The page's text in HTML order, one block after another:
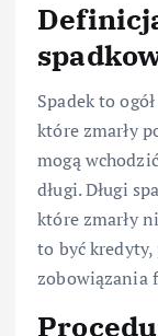
Spadek to
które zmarły
mogą
długi. Długi
które zmarły
to być kredyty,
zobowiązania